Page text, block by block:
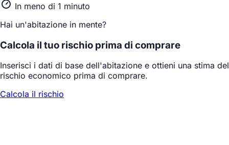
In meno di 1 minuto
Hai un'abitazione in mente?
Calcola il tuo rischio prima di comprare
Inserisci i dati di base dell'abitazione e ottieni una stima del
rischio economico prima di comprare.
Calcola il rischio